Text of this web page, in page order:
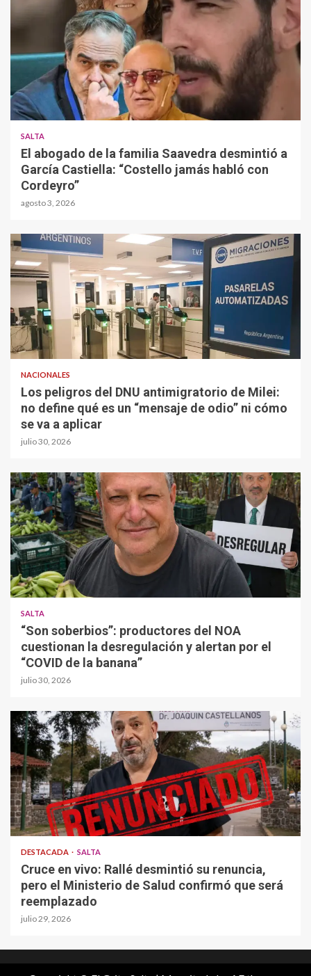
SALTA
El abogado de la familia Saavedra desmintió a
García Castiella: “Costello jamás habló con
Cordeyro”
agosto 3, 2026
NACIONALES
Los peligros del DNU antimigratorio de Milei:
no define qué es un “mensaje de odio” ni cómo
se va a aplicar
julio 30, 2026
SALTA
“Son soberbios”: productores del NOA
cuestionan la desregulación y alertan por el
“COVID de la banana”
julio 30, 2026
DESTACADA SALTA
Cruce en vivo: Rallé desmintió su renuncia,
pero el Ministerio de Salud confirmó que será
reemplazado
julio 29, 2026